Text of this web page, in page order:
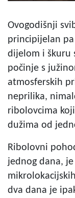
Ovogodišnji
principijelan
dijelom i škuru
počinje s
atmosferskih
neprilika,
ribolovcima
dužima od
Ribolovni
jednog dana,
dva dana je